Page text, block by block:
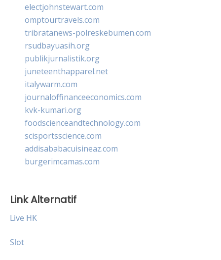
electjohnstewart.com
omptourtravels.com
tribratanews-polreskebumen.com
rsudbayuasih.org
publikjurnalistik.org
juneteenthapparel.net
italywarm.com
journaloffinanceeconomics.com
kvk-kumari.org
foodscienceandtechnology.com
scisportsscience.com
addisababacuisineaz.com
burgerimcamas.com
Link Alternatif
Live HK
Slot